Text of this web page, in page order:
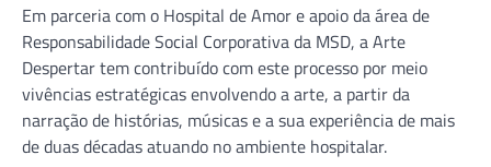
Em parceria com o Hospital de Amor e apoio da área de
Responsabilidade Social Corporativa da MSD, a Arte
Despertar tem contribuído com este processo por meio
vivências estratégicas envolvendo a arte, a partir da
narração de histórias, músicas e a sua experiência de mais
de duas décadas atuando no ambiente hospitalar.